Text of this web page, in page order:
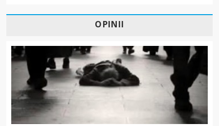
OPINII